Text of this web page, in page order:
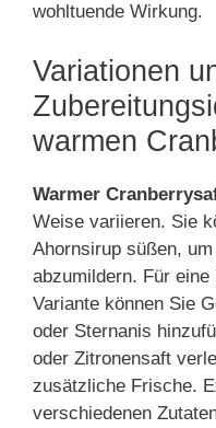
wohltuende Wirkung.
Variationen
warmen
Warmer
Weise variieren. Sie
Ahornsirup süßen,
abzumildern. Für
Variante können Sie
oder Sternanis
oder Zitronensaft
zusätzliche Frische.
verschiedenen